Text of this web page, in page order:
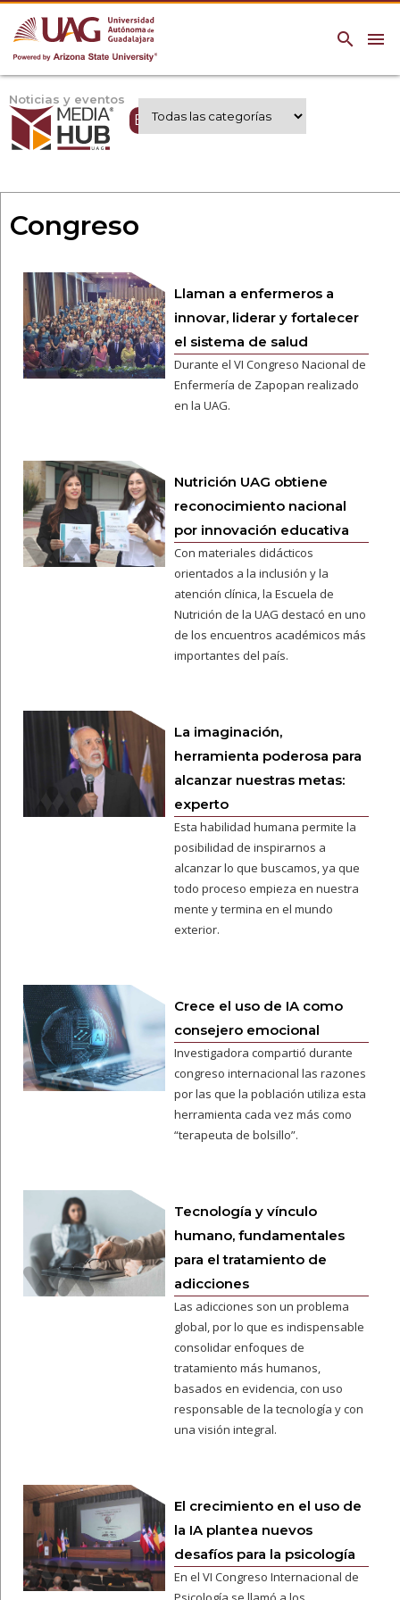
menu
search
Noticias y eventos
Expertos UAG
Congreso
Llaman a enfermeros a
innovar, liderar y fortalecer
el sistema de salud
Durante el VI Congreso Nacional de
Enfermería de Zapopan realizado
en la UAG.
Nutrición UAG obtiene
reconocimiento nacional
por innovación educativa
Con materiales didácticos
orientados a la inclusión y la
atención clínica, la Escuela de
Nutrición de la UAG destacó en uno
de los encuentros académicos más
importantes del país.
La imaginación,
herramienta poderosa para
alcanzar nuestras metas:
experto
Esta habilidad humana permite la
posibilidad de inspirarnos a
alcanzar lo que buscamos, ya que
todo proceso empieza en nuestra
mente y termina en el mundo
exterior.
Crece el uso de IA como
consejero emocional
Investigadora compartió durante
congreso internacional las razones
por las que la población utiliza esta
herramienta cada vez más como
“terapeuta de bolsillo”.
Tecnología y vínculo
humano, fundamentales
para el tratamiento de
adicciones
Las adicciones son un problema
global, por lo que es indispensable
consolidar enfoques de
tratamiento más humanos,
basados en evidencia, con uso
responsable de la tecnología y con
una visión integral.
El crecimiento en el uso de
la IA plantea nuevos
desafíos para la psicología
En el VI Congreso Internacional de